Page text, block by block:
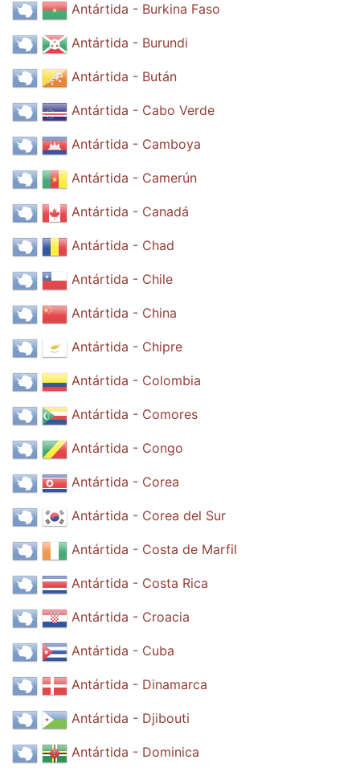
Antártida - Burkina Faso
Antártida - Burundi
Antártida - Bután
Antártida - Cabo Verde
Antártida - Camboya
Antártida - Camerún
Antártida - Canadá
Antártida - Chad
Antártida - Chile
Antártida - China
Antártida - Chipre
Antártida - Colombia
Antártida - Comores
Antártida - Congo
Antártida - Corea
Antártida - Corea del Sur
Antártida - Costa de Marfil
Antártida - Costa Rica
Antártida - Croacia
Antártida - Cuba
Antártida - Dinamarca
Antártida - Djibouti
Antártida - Dominica